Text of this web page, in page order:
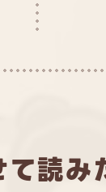
読み